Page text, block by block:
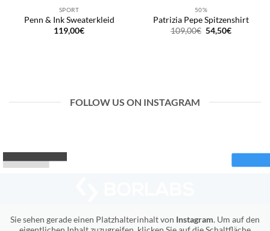
SPORT
Penn & Ink Sweaterkleid
119,00€
50%
Patrizia Pepe Spitzenshirt
109,00€ Ursprünglicher
Preis
54,50€Aktueller
FOLLOW US ON INSTAGRAM
Sie sehen gerade einen Platzhalterinhalt von Instagram. Um auf den